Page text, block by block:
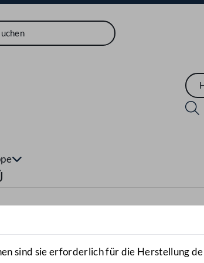
öffnen
sind sie erforderlich für die Herstellung